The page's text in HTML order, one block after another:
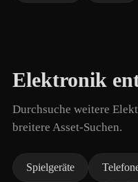
Elektronik
Durchsuche weitere
breitere Asset-Suchen.
Spielgeräte